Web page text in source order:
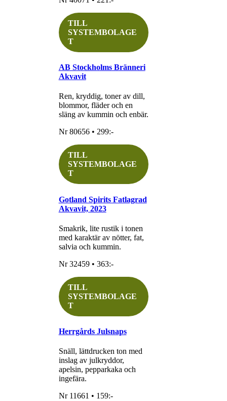
TILL
SYSTEMBOLAGE
T
AB Stockholms Bränneri
Akvavit
Ren, kryddig, toner av dill,
blommor, fläder och en
släng av kummin och enbär.
Nr 80656 • 299:-
TILL
SYSTEMBOLAGE
T
Gotland Spirits Fatlagrad
Akvavit, 2023
Smakrik, lite rustik i tonen
med karaktär av nötter, fat,
salvia och kummin.
Nr 32459 • 363:-
TILL
SYSTEMBOLAGE
T
Herrgårds Julsnaps
Snäll, lättdrucken ton med
inslag av julkryddor,
apelsin, pepparkaka och
ingefära.
Nr 11661 • 159:-